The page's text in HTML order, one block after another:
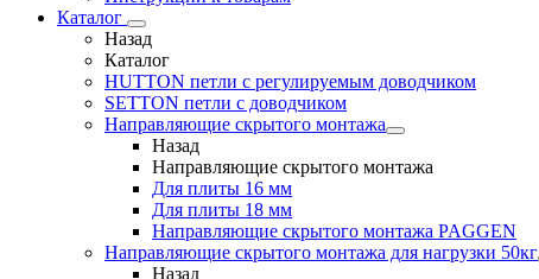
Каталог
Назад
Каталог
HUTTON петли с регулируемым доводчиком
SETTON петли с доводчиком
Направляющие скрытого монтажа
Назад
Направляющие скрытого монтажа
Для плиты 16 мм
Для плиты 18 мм
Направляющие скрытого монтажа PAGGEN
Направляющие скрытого монтажа для нагрузки 50кг
Назад